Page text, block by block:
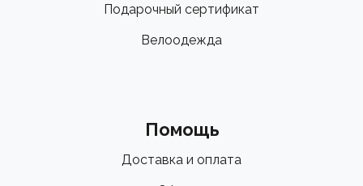
Подарочный сертификат
Велоодежда
Помощь
Доставка и оплата